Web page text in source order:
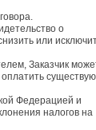
о
или
Заказчик
оплатить
Федерацией и
налогов на